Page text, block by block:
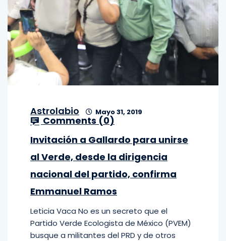
Astrolabio Mayo 31, 2019
Comments (0)
Invitación a Gallardo para unirse
al Verde, desde la dirigencia
nacional del partido, confirma
Emmanuel Ramos
Leticia Vaca No es un secreto que el
Partido Verde Ecologista de México (PVEM)
busque a militantes del PRD y de otros